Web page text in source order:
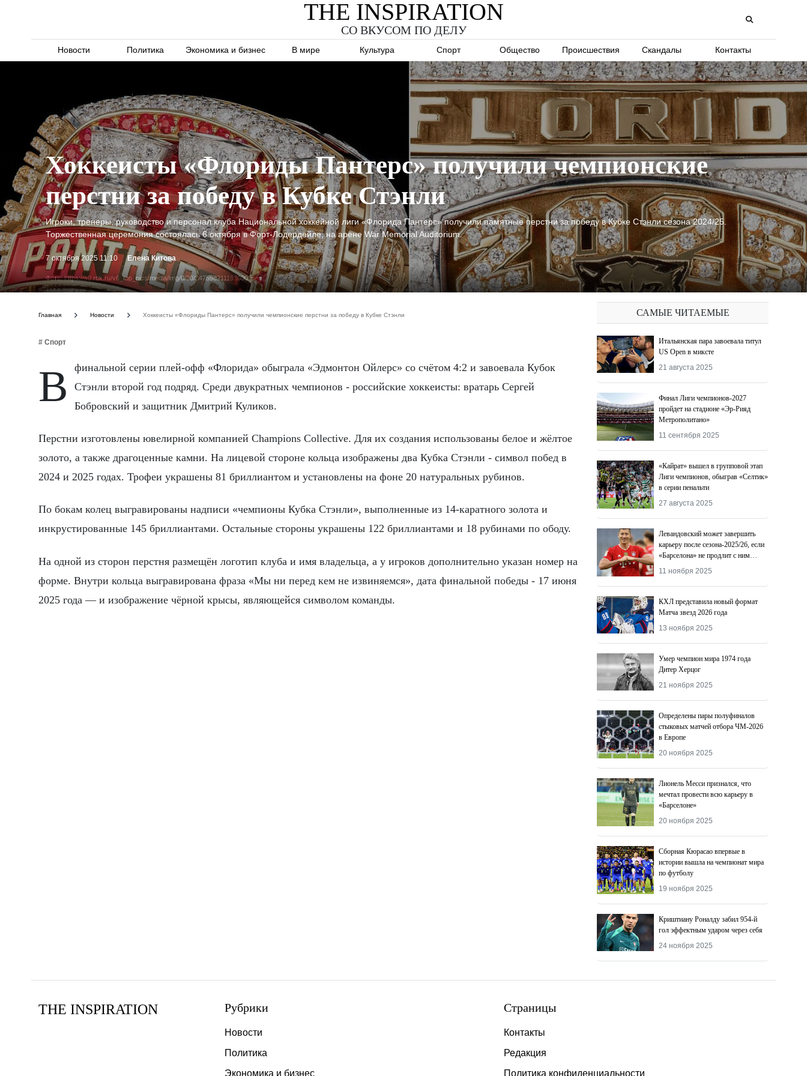
THE INSPIRATION
СО ВКУСОМ ПО ДЕЛУ
Новости Политика Экономика и бизнес В мире Культура Спорт Общество Происшествия Скандалы Контакты
Фото: https://s0.rbk.ru/v6_top_pics/media/img/0/00/347598211193000.jpeg
Хоккеисты «Флориды Пантерс» получили чемпионские
перстни за победу в Кубке Стэнли
Игроки, тренеры, руководство и персонал клуба Национальной хоккейной лиги «Флорида Пантерс» получили памятные перстни за победу в Кубке Стэнли сезона 2024/25.
Торжественная церемония состоялась 6 октября в Форт-Лодердейле, на арене War Memorial Auditorium.
7 октября 2025 11:10 Елена Китова
Главная Новости Хоккеисты «Флориды Пантерс» получили чемпионские перстни за победу в Кубке Стэнли
# Спорт
В финальной серии плей-офф «Флорида» обыграла «Эдмонтон Ойлерс» со счётом 4:2 и завоевала Кубок
Стэнли второй год подряд. Среди двукратных чемпионов - российские хоккеисты: вратарь Сергей
Бобровский и защитник Дмитрий Куликов.
Перстни изготовлены ювелирной компанией Champions Collective. Для их создания использованы белое и жёлтое
золото, а также драгоценные камни. На лицевой стороне кольца изображены два Кубка Стэнли - символ побед в
2024 и 2025 годах. Трофеи украшены 81 бриллиантом и установлены на фоне 20 натуральных рубинов.
По бокам колец выгравированы надписи «чемпионы Кубка Стэнли», выполненные из 14-каратного золота и
инкрустированные 145 бриллиантами. Остальные стороны украшены 122 бриллиантами и 18 рубинами по ободу.
На одной из сторон перстня размещён логотип клуба и имя владельца, а у игроков дополнительно указан номер на
форме. Внутри кольца выгравирована фраза «Мы ни перед кем не извиняемся», дата финальной победы - 17 июня
2025 года — и изображение чёрной крысы, являющейся символом команды.
САМЫЕ ЧИТАЕМЫЕ
Итальянская пара завоевала титул
US Open в миксте
21 августа 2025
Финал Лиги чемпионов-2027
пройдет на стадионе «Эр-Рияд
Метрополитано»
11 сентября 2025
«Кайрат» вышел в групповой этап
Лиги чемпионов, обыграв «Селтик»
в серии пенальти
27 августа 2025
Левандовский может завершить
карьеру после сезона-2025/26, если
«Барселона» не продлит с ним
контракт
11 ноября 2025
КХЛ представила новый формат
Матча звезд 2026 года
13 ноября 2025
Умер чемпион мира 1974 года
Дитер Херцог
21 ноября 2025
Определены пары полуфиналов
стыковых матчей отбора ЧМ-2026
в Европе
20 ноября 2025
Лионель Месси признался, что
мечтал провести всю карьеру в
«Барселоне»
20 ноября 2025
Сборная Кюрасао впервые в
истории вышла на чемпионат мира
по футболу
19 ноября 2025
Криштиану Роналду забил 954-й
гол эффектным ударом через себя
24 ноября 2025
THE INSPIRATION Рубрики
Новости
Политика
Экономика и бизнес
Страницы
Контакты
Редакция
Политика конфиденциальности